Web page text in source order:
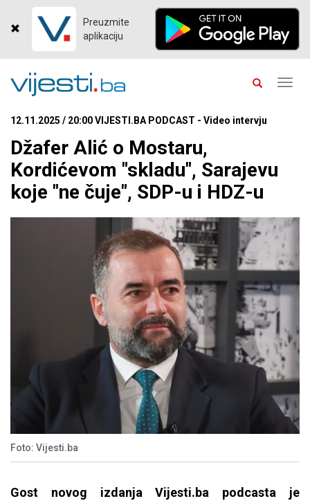
Preuzmite
aplikaciju
12.11.2025 / 20:00 VIJESTI.BA PODCAST - Video intervju
Džafer Alić o Mostaru,
Kordićevom "skladu", Sarajevu
koje "ne čuje", SDP-u i HDZ-u
Foto: Vijesti.ba
Gost novog izdanja Vijesti.ba podcasta je